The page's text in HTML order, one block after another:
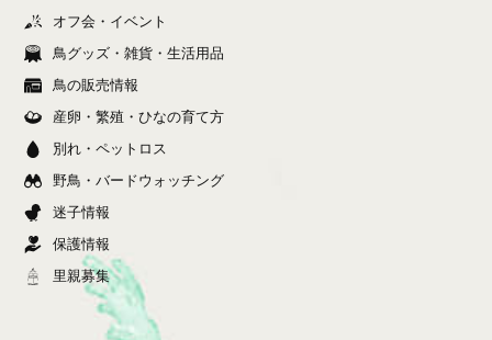
オフ会・イベント
鳥グッズ・雑貨・生活用品
鳥の販売情報
産卵・繁殖・ひなの育て方
別れ・ペットロス
野鳥・バードウォッチング
迷子情報
保護情報
里親募集